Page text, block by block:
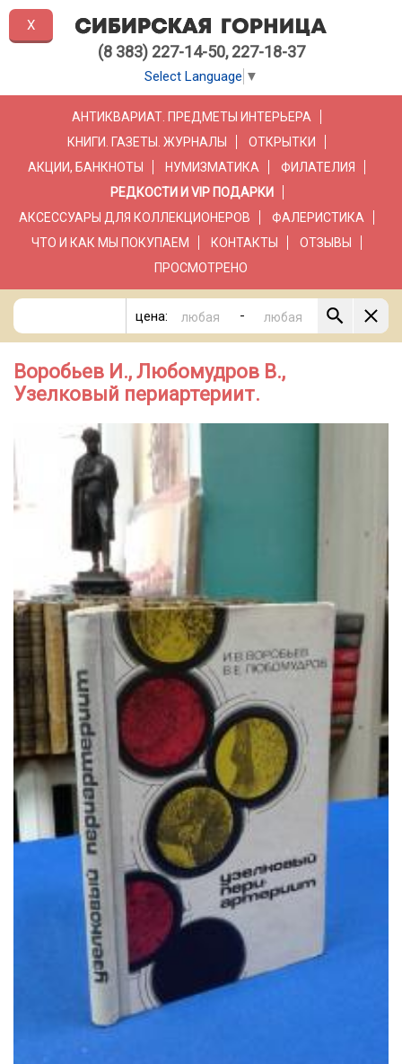
(8 383) 227-14-50, 227-18-37
Select Language ▼
АНТИКВАРИАТ. ПРЕДМЕТЫ ИНТЕРЬЕРА
КНИГИ. ГАЗЕТЫ. ЖУРНАЛЫ
ОТКРЫТКИ
АКЦИИ, БАНКНОТЫ
НУМИЗМАТИКА
ФИЛАТЕЛИЯ
РЕДКОСТИ И VIP ПОДАРКИ
АКСЕССУАРЫ ДЛЯ КОЛЛЕКЦИОНЕРОВ
ФАЛЕРИСТИКА
ЧТО И КАК МЫ ПОКУПАЕМ
КОНТАКТЫ
ОТЗЫВЫ
ПРОСМОТРЕНО
цена: -
Воробьев И., Любомудров В.,
Узелковый периартериит.
X